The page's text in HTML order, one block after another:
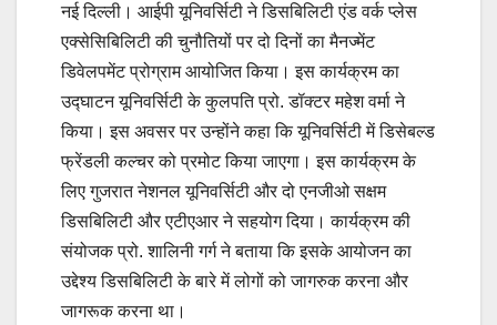
नई दिल्ली। आईपी यूनिवर्सिटी ने डिसबिलिटी एंड वर्क प्लेस
एक्सेसिबिलिटी की चुनौतियों पर दो दिनों का मैनज्मेंट
डिवेलपमेंट प्रोग्राम आयोजित किया। इस कार्यक्रम का
उद्घाटन यूनिवर्सिटी के कुलपति प्रो. डॉक्टर महेश वर्मा ने
किया। इस अवसर पर उन्होंने कहा कि यूनिवर्सिटी में डिसेबल्ड
फ्रेंडली कल्चर को प्रमोट किया जाएगा। इस कार्यक्रम के
लिए गुजरात नेशनल यूनिवर्सिटी और दो एनजीओ सक्षम
डिसबिलिटी और एटीएआर ने सहयोग दिया। कार्यक्रम की
संयोजक प्रो. शालिनी गर्ग ने बताया कि इसके आयोजन का
उद्देश्य डिसबिलिटी के बारे में लोगों को जागरुक करना और
जागरूक करना था।